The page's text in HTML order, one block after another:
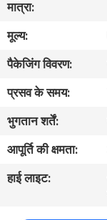
गुणवत्ता
नियंत्रण
संपर्क
करें
समाचार
मात्रा:
मूल्य:
पैकेजिंग विवरण:
प्रसव के समय:
भुगतान शर्तें:
आपूर्ति की क्षमता:
हाई लाइट: